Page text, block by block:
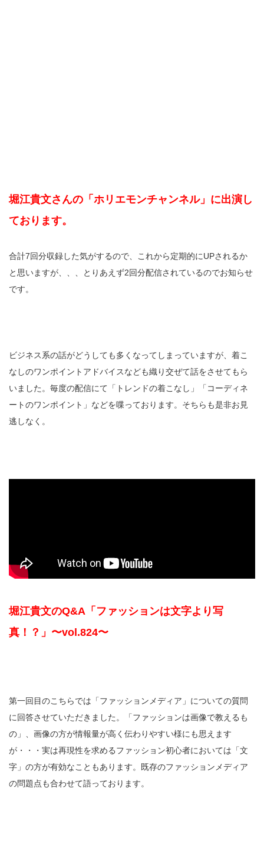
堀江貴文さんの「ホリエモンチャンネル」に出演し
ております。
合計7回分収録した気がするので、これから定期的にUPされるか
と思いますが、、、とりあえず2回分配信されているのでお知らせ
です。
ビジネス系の話がどうしても多くなってしまっていますが、着こ
なしのワンポイントアドバイスなども織り交ぜて話をさせてもら
いました。毎度の配信にて「トレンドの着こなし」「コーディネ
ートのワンポイント」などを喋っております。そちらも是非お見
逃しなく。
堀江貴文のQ&A「ファッションは文字より写
真！？」〜vol.824〜
第一回目のこちらでは「ファッションメディア」についての質問
に回答させていただきました。「ファッションは画像で教えるも
の」、画像の方が情報量が高く伝わりやすい様にも思えます
が・・・実は再現性を求めるファッション初心者においては「文
字」の方が有効なこともあります。既存のファッションメディア
の問題点も合わせて語っております。